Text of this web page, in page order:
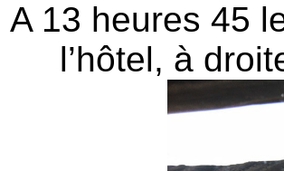
A 13 heures 45
l’hôtel, à